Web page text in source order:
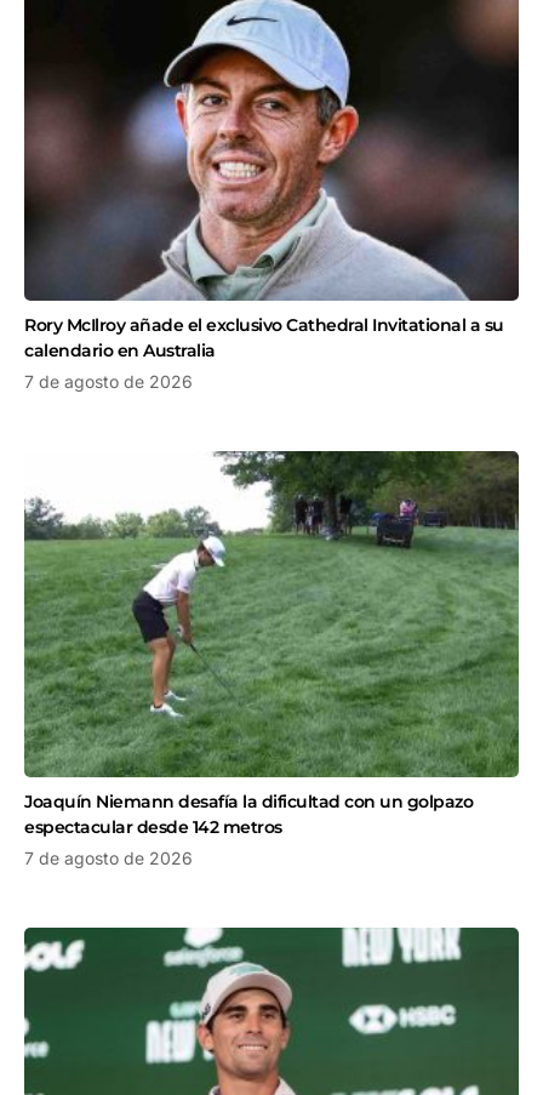
Rory McIlroy añade el exclusivo Cathedral Invitational a su
calendario en Australia
7 de agosto de 2026
Joaquín Niemann desafía la dificultad con un golpazo
espectacular desde 142 metros
7 de agosto de 2026